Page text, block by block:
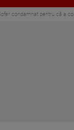
condamnat pentru că a